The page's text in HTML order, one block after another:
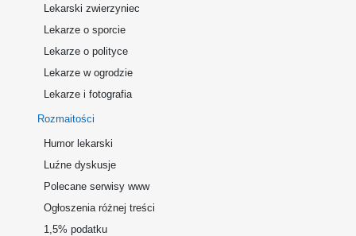
Lekarski zwierzyniec
Lekarze o sporcie
Lekarze o polityce
Lekarze w ogrodzie
Lekarze i fotografia
Rozmaitości
Humor lekarski
Luźne dyskusje
Polecane serwisy www
Ogłoszenia różnej treści
1,5% podatku